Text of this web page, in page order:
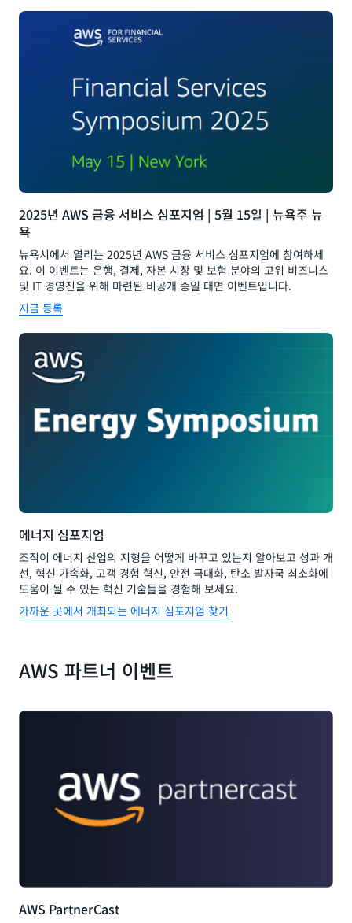
2025년 AWS 금융 서비스 심포지엄 | 5월 15일 | 뉴욕주 뉴
욕
뉴욕시에서 열리는 2025년 AWS 금융 서비스 심포지엄에 참여하세
요. 이 이벤트는 은행, 결제, 자본 시장 및 보험 분야의 고위 비즈니스
및 IT 경영진을 위해 마련된 비공개 종일 대면 이벤트입니다.
지금 등록
에너지 심포지엄
조직이 에너지 산업의 지형을 어떻게 바꾸고 있는지 알아보고 성과 개
선, 혁신 가속화, 고객 경험 혁신, 안전 극대화, 탄소 발자국 최소화에
도움이 될 수 있는 혁신 기술들을 경험해 보세요.
가까운 곳에서 개최되는 에너지 심포지엄 찾기
AWS 파트너 이벤트
AWS PartnerCast